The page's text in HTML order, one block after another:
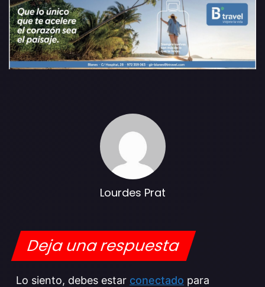
Lourdes Prat
Deja una respuesta
Lo siento, debes estar conectado para